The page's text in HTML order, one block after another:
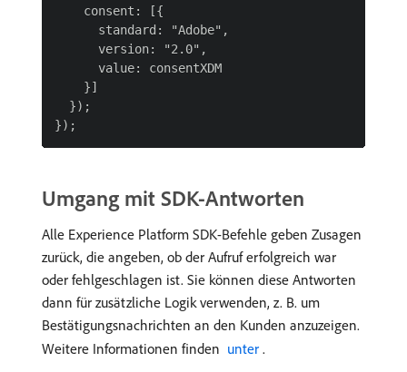
    consent: [{
      standard: "Adobe",
      version: "2.0",
      value: consentXDM
    }]
  });
Umgang mit SDK-Antworten
Alle Experience Platform SDK-Befehle geben Zusagen
zurück, die angeben, ob der Aufruf erfolgreich war
oder fehlgeschlagen ist. Sie können diese Antworten
dann für zusätzliche Logik verwenden, z. B. um
Bestätigungsnachrichten an den Kunden anzuzeigen.
Weitere Informationen finden ​ unter ​ .